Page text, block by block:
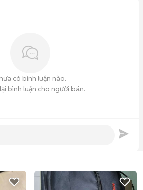
có bình luận nào.
bình luận cho người bán.